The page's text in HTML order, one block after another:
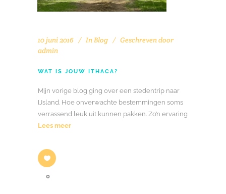
10 juni 2016 In Blog
Geschreven door
admin
WAT IS JOUW ITHACA?
Mijn vorige blog ging over een stedentrip naar
IJsland. Hoe onverwachte bestemmingen soms
verrassend leuk uit kunnen pakken. Zo’n ervaring
Lees meer
0